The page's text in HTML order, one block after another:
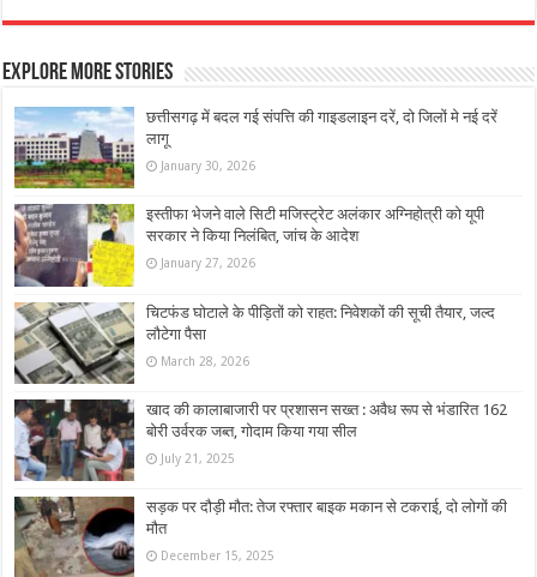
Explore More Stories
छत्तीसगढ़ में बदल गई संपत्ति की गाइडलाइन दरें, दो जिलों मे नई दरें
लागू
January 30, 2026
इस्तीफा भेजने वाले सिटी मजिस्ट्रेट अलंकार अग्निहोत्री को यूपी
सरकार ने किया निलंबित, जांच के आदेश
January 27, 2026
चिटफंड घोटाले के पीड़ितों को राहत: निवेशकों की सूची तैयार, जल्द
लौटेगा पैसा
March 28, 2026
खाद की कालाबाजारी पर प्रशासन सख्त : अवैध रूप से भंडारित 162
बोरी उर्वरक जब्त, गोदाम किया गया सील
July 21, 2025
सड़क पर दौड़ी मौत: तेज रफ्तार बाइक मकान से टकराई, दो लोगों की
मौत
December 15, 2025